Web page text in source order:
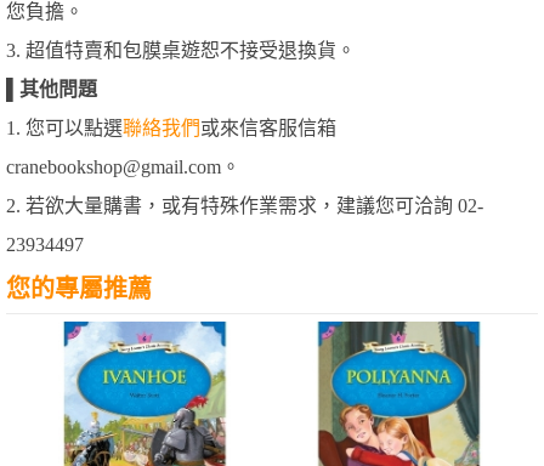
您負擔。
3. 超值特賣和包膜桌遊恕不接受退換貨。
其他問題
1. 您可以點選聯絡我們或來信客服信箱
cranebookshop@gmail.com。
2. 若欲大量購書，或有特殊作業需求，建議您可洽詢 02-
23934497
您的專屬推薦